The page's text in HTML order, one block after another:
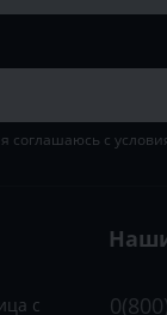
соглашаюсь с
с